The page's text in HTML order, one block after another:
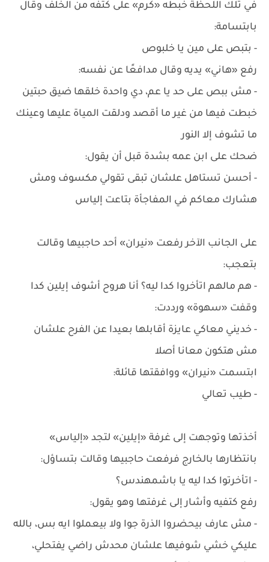
في تلك اللحظة خبطه «كرم» على كتفه من الخلف وقال
بابتسامة:
- بتبص على مين يا خلبوص
رفع «هاني» يديه وقال مدافعًا عن نفسه:
- مش ببص على حد يا عم، دي واحدة خلقها ضيق حبتين
خبطت فيها من غير ما أقصد ودلقت المياة عليها وعينك
ما تشوف إلا النور
ضحك على ابن عمه بشدة قبل أن يقول:
- أحسن تستاهل علشان تبقى تقولي مكسوف ومش
هشارك معاكم في المفاجأة بتاعت إلياس
على الجانب الآخر رفعت «نيران» أحد حاجبيها وقالت
بتعجب:
- هم مالهم اتأخروا كدا ليه؟ أنا هروح أشوف إيلين كدا
وقفت «سهوة» ورددت:
- خديني معاكي عايزة أقابلها بعيدا عن الفرح علشان
مش هتكون معانا أصلا
ابتسمت «نيران» ووافقتها قائلة:
- طيب تعالي
أخذتها وتوجهت إلى غرفة «إيلين» لتجد «إلياس»
بانتظارها بالخارج فرفعت حاجبيها وقالت بتساؤل:
- اتأخرتوا كدا ليه يا باشمهندس؟
رفع كتفيه وأشار إلى غرفتها وهو يقول:
- مش عارف بيحضروا الذرة جوا ولا بيعملوا ايه بس، بالله
عليكي خشي شوفيها علشان محدش راضي يفتحلي،